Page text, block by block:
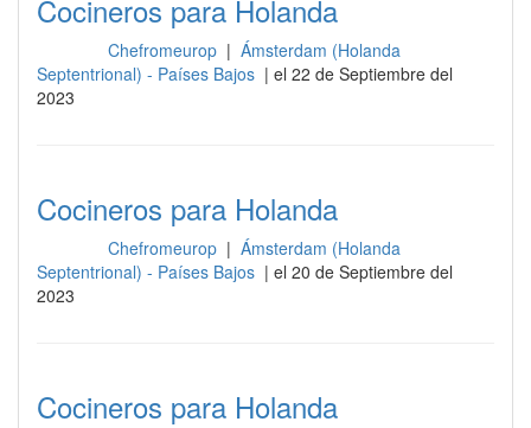
Cocineros para Holanda
Chefromeurop | Ámsterdam (Holanda
Septentrional) - Países Bajos | el 22 de Septiembre del
2023
Cocineros para Holanda
Chefromeurop | Ámsterdam (Holanda
Septentrional) - Países Bajos | el 20 de Septiembre del
2023
Cocineros para Holanda